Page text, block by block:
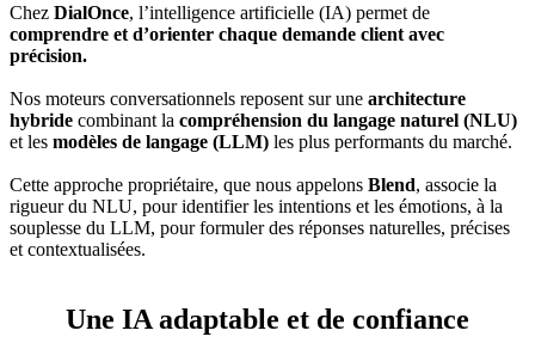
Chez DialOnce, l’intelligence artificielle (IA) permet de
comprendre et d’orienter chaque demande client avec
précision.
Nos moteurs conversationnels reposent sur une architecture
hybride combinant la compréhension du langage naturel (NLU)
et les modèles de langage (LLM) les plus performants du marché.
Cette approche propriétaire, que nous appelons Blend, associe la
rigueur du NLU, pour identifier les intentions et les émotions, à la
souplesse du LLM, pour formuler des réponses naturelles, précises
et contextualisées.
Une couche deRAG (Retrieval-Augmented Generation)
réponses aux sources de connaissance internesde nos clients,
garantissant une information fiable, vérifiable et à jour.
Enfin, DialOnce garantit ladésambiguïsationsémantique à deux
niveaux : lorsque l’intention est connue, leNLUcollecte les
informations manquantes par des questions ciblées, et lorsqu’elle est
avant d’y répondre.
Résultat : une compréhensionplus fine, plus rapide et plus fiable
atteindre 90 %.
Et parce que chaque organisation dispose de son propre
environnement technique,DialOnce s’adapte en permettant
d’intégrer le LLM de votre choix
Une IA adaptable et de confiance